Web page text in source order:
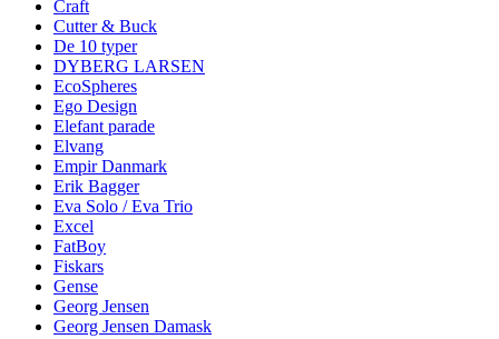
Craft
Cutter & Buck
De 10 typer
DYBERG LARSEN
EcoSpheres
Ego Design
Elefant parade
Elvang
Empir Danmark
Erik Bagger
Eva Solo / Eva Trio
Excel
FatBoy
Fiskars
Gense
Georg Jensen
Georg Jensen Damask